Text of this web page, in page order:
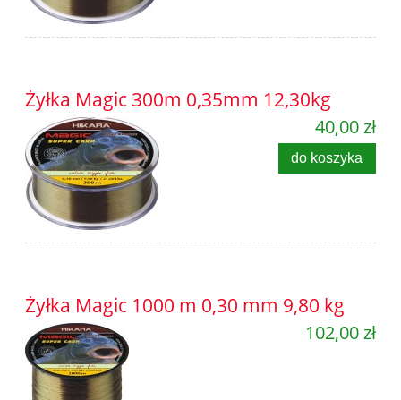
Żyłka Magic 300m 0,35mm 12,30kg
40,00 zł
do koszyka
Żyłka Magic 1000 m 0,30 mm 9,80 kg
102,00 zł